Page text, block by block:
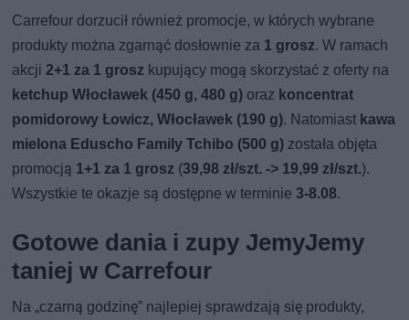
Carrefour dorzucił również promocje, w których wybrane
produkty można zgarnąć dosłownie za 1 grosz. W ramach
akcji2+1 za 1 grosz kupujący mogą skorzystać z oferty na
ketchup Włocławek (450 g, 480 g) oraz koncentrat
pomidorowy Łowicz, Włocławek (190 g). Natomiast kawa
mielona Eduscho Family Tchibo (500 g) została objęta
promocją 1+1 za 1 grosz (39,98 zł/szt. -> 19,99 zł/szt.).
Wszystkie te okazje są dostępne w terminie3-8.08.
Gotowe dania i zupy JemyJemy
taniej w Carrefour
Na „czarną godzinę” najlepiej sprawdzają się produkty,